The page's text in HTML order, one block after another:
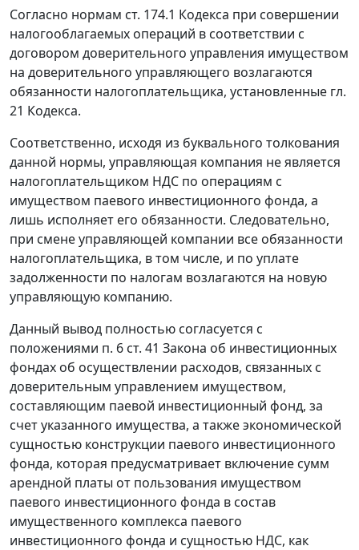
Согласно нормам ст. 174.1 Кодекса при совершении
налогооблагаемых операций в соответствии с
договором доверительного управления имуществом
на доверительного управляющего возлагаются
обязанности налогоплательщика, установленные гл.
21 Кодекса.
Соответственно, исходя из буквального толкования
данной нормы, управляющая компания не является
налогоплательщиком НДС по операциям с
имуществом паевого инвестиционного фонда, а
лишь исполняет его обязанности. Следовательно,
при смене управляющей компании все обязанности
налогоплательщика, в том числе, и по уплате
задолженности по налогам возлагаются на новую
управляющую компанию.
Данный вывод полностью согласуется с
положениями п. 6 ст. 41 Закона об инвестиционных
фондах об осуществлении расходов, связанных с
доверительным управлением имуществом,
составляющим паевой инвестиционный фонд, за
счет указанного имущества, а также экономической
сущностью конструкции паевого инвестиционного
фонда, которая предусматривает включение сумм
арендной платы от пользования имуществом
паевого инвестиционного фонда в состав
имущественного комплекса паевого
инвестиционного фонда и сущностью НДС, как